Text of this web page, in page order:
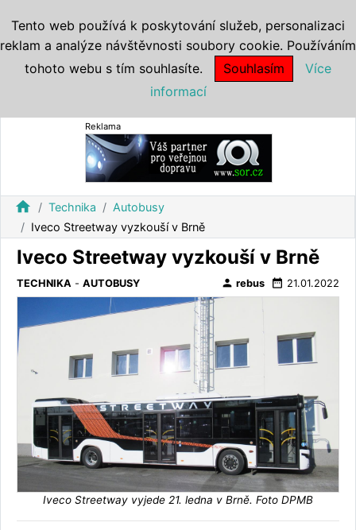
Reklama
home Technika
Autobusy
Iveco Streetway vyzkouší v Brně
Iveco Streetway vyzkouší v Brně
TECHNIKA - AUTOBUSY person rebus date_range 21.01.2022
Iveco Streetway vyjede 21. ledna v Brně. Foto DPMB
Tento web používá k poskytování služeb, personalizaci
reklam a analýze návštěvnosti soubory cookie. Používáním
tohoto webu s tím souhlasíte.
Souhlasím
Více
informací